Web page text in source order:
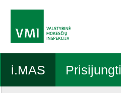
i.MAS Prisijungti